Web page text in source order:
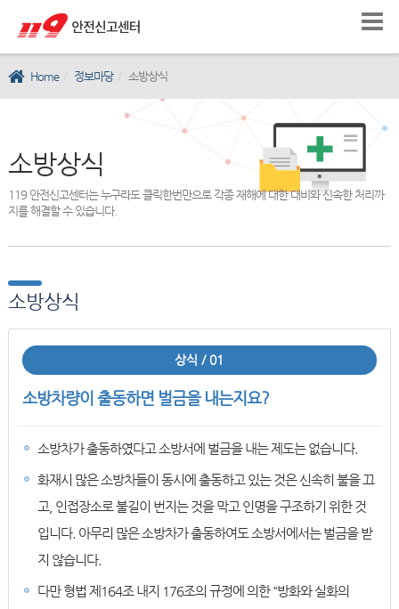
Home 정보마당 소방상식
소방상식
119 안전신고센터는 누구라도 클릭한번만으로 각종 재해에 대한 대비와 신속한 처리까
지를 해결할 수 있습니다.
소방상식
상식 / 01
소방차량이 출동하면 벌금을 내는지요?
소방차가 출동하였다고 소방서에 벌금을 내는 제도는 없습니다.
화재시 많은 소방차들이 동시에 출동하고 있는 것은 신속히 불을 끄
고, 인접장소로 불길이 번지는 것을 막고 인명을 구조하기 위한 것
입니다. 아무리 많은 소방차가 출동하여도 소방서에서는 벌금을 받
지 않습니다.
다만 형법 제164조 내지 176조의 규정에 의한 "방화와 실화의